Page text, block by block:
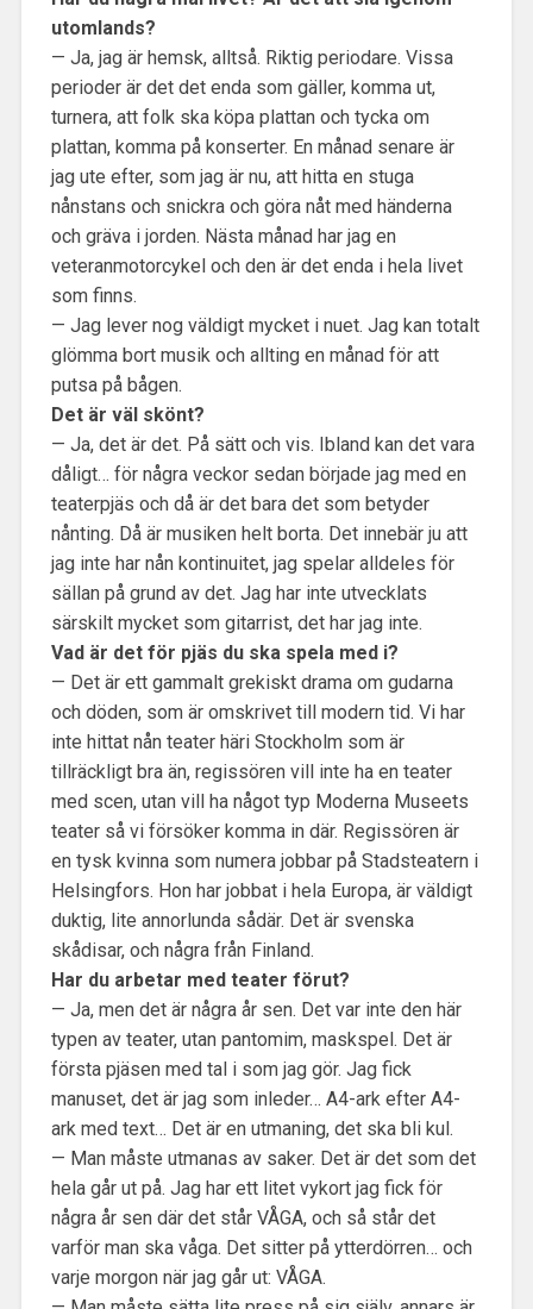
utomlands?
— Ja, jag är hemsk, alltså. Riktig periodare. Vissa
perioder är det det enda som gäller, komma ut,
turnera, att folk ska köpa plattan och tycka om
plattan, komma på konserter. En månad senare är
jag ute efter, som jag är nu, att hitta en stuga
nånstans och snickra och göra nåt med händerna
och gräva i jorden. Nästa månad har jag en
veteranmotorcykel och den är det enda i hela livet
som finns.
— Jag lever nog väldigt mycket i nuet. Jag kan totalt
glömma bort musik och allting en månad för att
putsa på bågen.
Det är väl skönt?
— Ja, det är det. På sätt och vis. Ibland kan det vara
dåligt… för några veckor sedan började jag med en
teaterpjäs och då är det bara det som betyder
nånting. Då är musiken helt borta. Det innebär ju att
jag inte har nån kontinuitet, jag spelar alldeles för
sällan på grund av det. Jag har inte utvecklats
särskilt mycket som gitarrist, det har jag inte.
Vad är det för pjäs du ska spela med i?
— Det är ett gammalt grekiskt drama om gudarna
och döden, som är omskrivet till modern tid. Vi har
inte hittat nån teater häri Stockholm som är
tillräckligt bra än, regissören vill inte ha en teater
med scen, utan vill ha något typ Moderna Museets
teater så vi försöker komma in där. Regissören är
en tysk kvinna som numera jobbar på Stadsteatern i
Helsingfors. Hon har jobbat i hela Europa, är väldigt
duktig, lite annorlunda sådär. Det är svenska
skådisar, och några från Finland.
Har du arbetar med teater förut?
— Ja, men det är några år sen. Det var inte den här
typen av teater, utan pantomim, maskspel. Det är
första pjäsen med tal i som jag gör. Jag fick
manuset, det är jag som inleder… A4-ark efter A4-
ark med text… Det är en utmaning, det ska bli kul.
— Man måste utmanas av saker. Det är det som det
hela går ut på. Jag har ett litet vykort jag fick för
några år sen där det står VÅGA, och så står det
varför man ska våga. Det sitter på ytterdörren… och
varje morgon när jag går ut: VÅGA.